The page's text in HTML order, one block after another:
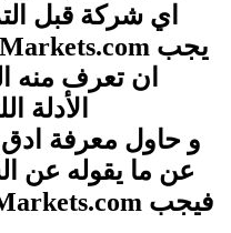
اي شركة قبل
ان تعرف منه
عن ما يقوله عن